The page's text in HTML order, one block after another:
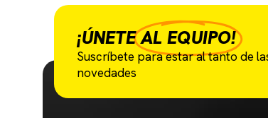
¡ÚNETE AL EQUIPO!
Suscríbete para estar al tanto de
novedades